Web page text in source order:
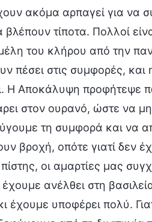
ακόμα αρπαγεί για να
τίποτα. Πολλοί
του κλήρου από την
πέσει στις συμφορές, και
Η Αποκάλυψη προφήτεψε
στον ουρανό, ώστε να
τη συμφορά και να
βροχή, οπότε γιατί δεν
οι αμαρτίες μας
ανέλθει στη
υποφέρει πολύ.